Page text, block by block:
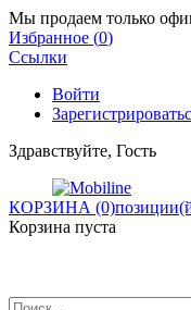
Мы продаем только
Избранное (0)
Ссылки
Войти
Здравствуйте, Гость
КОРЗИНА (0)
Корзина пуста